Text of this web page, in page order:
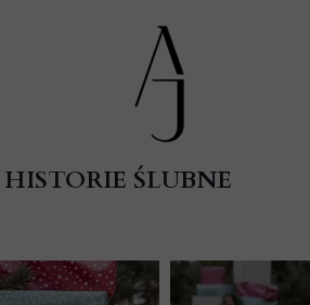
HISTORIE ŚLUBNE